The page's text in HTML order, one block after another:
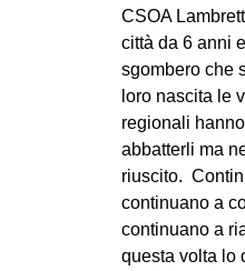
CSOA
città da 6 anni
sgombero che
loro nascita le
regionali
abbatterli ma
riuscito.
continuano a
continuano a
questa volta